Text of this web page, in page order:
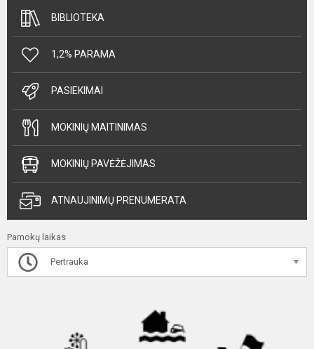
BIBLIOTEKA
1,2% PARAMA
PASIEKIMAI
MOKINIŲ MAITINIMAS
MOKINIŲ PAVĖŽĖJIMAS
ATNAUJINIMŲ PRENUMERATA
Pamokų laikas
Pertrauka